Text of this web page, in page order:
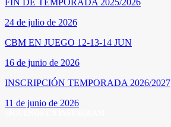
FIN DE TEMPORADA 2025/2026
24 de julio de 2026
CBM EN JUEGO 12-13-14 JUN
16 de junio de 2026
INSCRIPCIÓN TEMPORADA 2026/2027
11 de junio de 2026